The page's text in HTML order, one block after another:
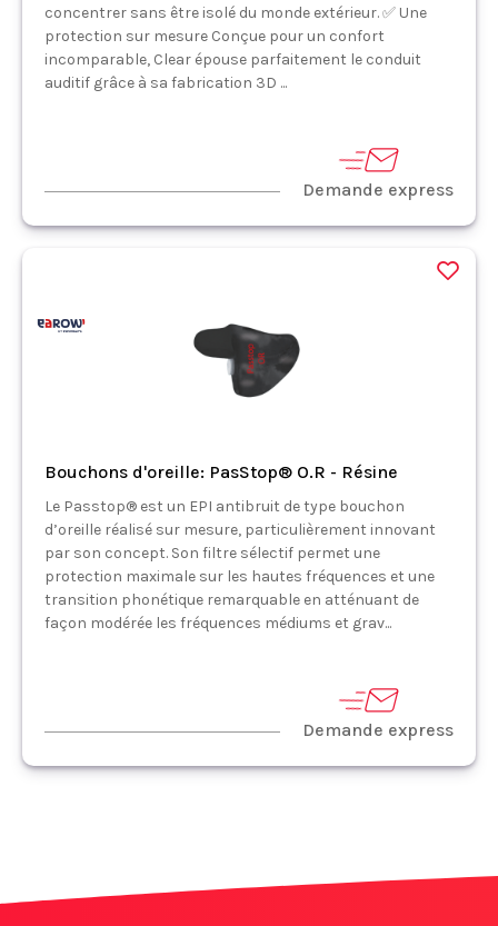
concentrer sans être isolé du monde extérieur. ✅ Une
protection sur mesure Conçue pour un confort
incomparable, Clear épouse parfaitement le conduit
auditif grâce à sa fabrication 3D ...
Demande express
Bouchons d'oreille: PasStop® O.R - Résine
Le Passtop® est un EPI antibruit de type bouchon
d’oreille réalisé sur mesure, particulièrement innovant
par son concept. Son filtre sélectif permet une
protection maximale sur les hautes fréquences et une
transition phonétique remarquable en atténuant de
façon modérée les fréquences médiums et grav...
Demande express